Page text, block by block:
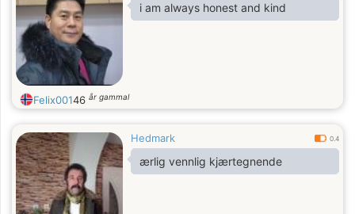
i am always honest and kind
Felix00146 år gammal
Hedmark 0.4
ærlig vennlig kjærtegnende